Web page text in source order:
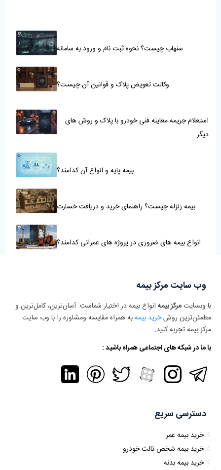
سنهاب چیست؟ نحوه ثبت نام و ورود به سامانه
وکالت تعویض پلاک و قوانین آن چیست؟
استعلام جریمه معاینه فنی خودرو با پلاک و روش های
دیگر
بیمه پایه و انواع آن کدامند؟
بیمه زلزله چیست؟ راهنمای خرید و دریافت خسارت
انواع بیمه های ضروری در پروژه های عمرانی کدامند؟
وب سایت مرکز بیمه
با وبسایتمرکز بیمه انواع بیمه در اختیار شماست. آسان‌ترین، کامل‌ترین و
مطمئن‌ترین روشخرید بیمهبه همراه مقایسه ومشاوره را با وب سایت
مرکز بیمه تجربه کنید.
با ما در شبکه های اجتماعی همراه باشید :
دسترسی سریع
خرید بیمه عمر
خرید بیمه شخص ثالث خودرو
خرید بیمه بدنه